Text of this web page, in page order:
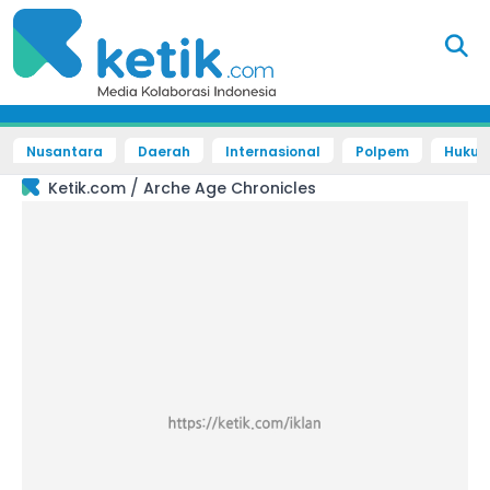
Nusantara Daerah Internasional Polpem
/ Arche Age Chronicles